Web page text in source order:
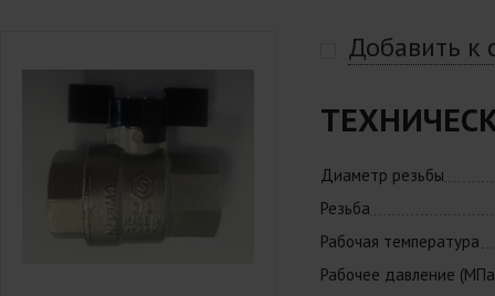
Добавить к
Диаметр резьбы
Резьба
Рабочая температура
Рабочее давление